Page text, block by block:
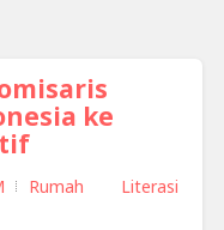
ke
Rumah Literasi